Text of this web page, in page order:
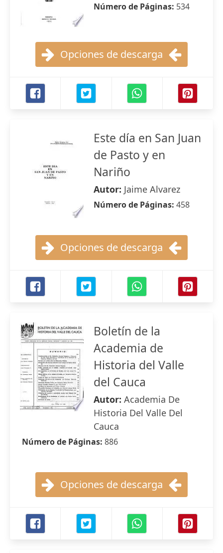
Número de Páginas: 534
Opciones de descarga
Este día en San Juan
de Pasto y en
Nariño
Autor: Jaime Alvarez
Número de Páginas: 458
Opciones de descarga
Boletín de la
Academia de
Historia del Valle
del Cauca
Autor: Academia De
Historia Del Valle Del
Cauca
Número de Páginas: 886
Opciones de descarga